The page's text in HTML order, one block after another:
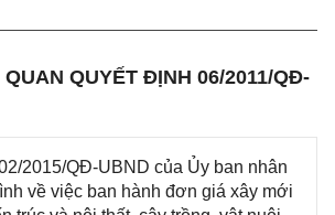
QUYẾT ĐỊNH 06/2011/QĐ-
2015/QĐ-UBND của Ủy ban nhân
về việc ban hành đơn giá xây mới